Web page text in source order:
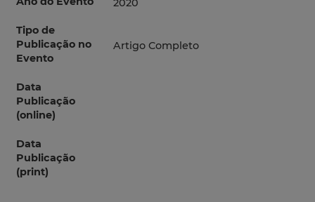
2020
Tipo de
Publicação no
Evento
Artigo Completo
Data
Publicação
(online)
Data
Publicação
(print)